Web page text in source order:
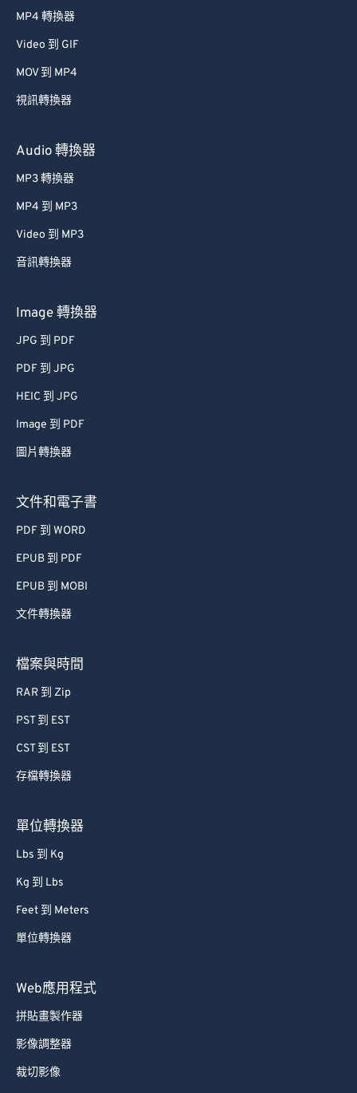
MP4 轉換器
Video 到 GIF
MOV 到 MP4
視訊轉換器
Audio 轉換器
MP3 轉換器
MP4 到 MP3
Video 到 MP3
音訊轉換器
Image 轉換器
JPG 到 PDF
PDF 到 JPG
HEIC 到 JPG
Image 到 PDF
圖片轉換器
文件和電子書
PDF 到 WORD
EPUB 到 PDF
EPUB 到 MOBI
文件轉換器
檔案與時間
RAR 到 Zip
PST 到 EST
CST 到 EST
存檔轉換器
單位轉換器
Lbs 到 Kg
Kg 到 Lbs
Feet 到 Meters
單位轉換器
Web應用程式
拼貼畫製作器
影像調整器
裁切影像